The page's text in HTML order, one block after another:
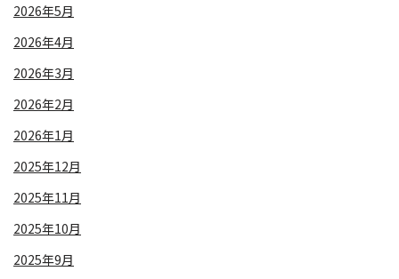
2026年5月
2026年4月
2026年3月
2026年2月
2026年1月
2025年12月
2025年11月
2025年10月
2025年9月